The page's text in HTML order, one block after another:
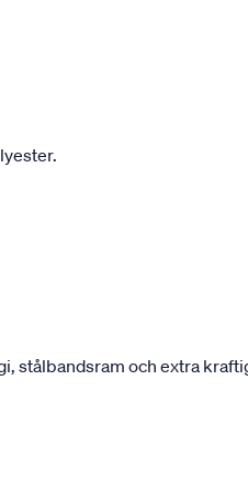
stålbandsram och extra